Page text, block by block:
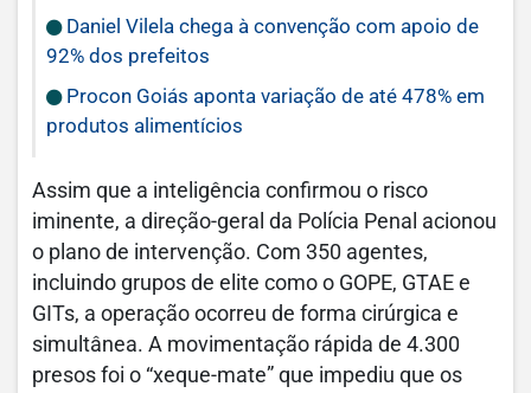
Daniel Vilela chega à convenção com apoio de
92% dos prefeitos
Procon Goiás aponta variação de até 478% em
produtos alimentícios
Assim que a inteligência confirmou o risco
iminente, a direção-geral da Polícia Penal acionou
o plano de intervenção. Com 350 agentes,
incluindo grupos de elite como o GOPE, GTAE e
GITs, a operação ocorreu de forma cirúrgica e
simultânea. A movimentação rápida de 4.300
presos foi o “xeque-mate” que impediu que os